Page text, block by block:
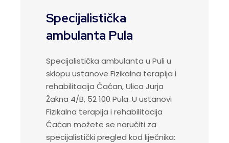
Specijalistička
ambulanta Pula
Specijalistička ambulanta u Puli u
sklopu ustanove Fizikalna terapija i
rehabilitacija Ćaćan, Ulica Jurja
Žakna 4/B, 52 100 Pula. U ustanovi
Fizikalna terapija i rehabilitacija
Ćaćan možete se naručiti za
specijalistički pregled kod liječnika: